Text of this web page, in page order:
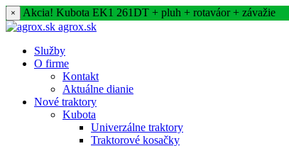
Akcia! Kubota EK1 261DT + pluh + rotaváor + závažie
agrox.sk
Služby
O firme
Kontakt
Aktuálne dianie
Nové traktory
Kubota
Univerzálne traktory
Traktorové kosačky